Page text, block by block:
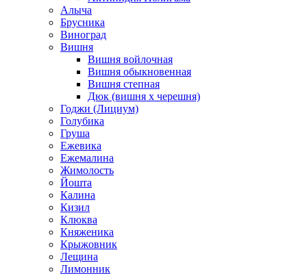
Алыча
Брусника
Виноград
Вишня
Вишня войлочная
Вишня обыкновенная
Вишня степная
Дюк (вишня х черешня)
Годжи (Лициум)
Голубика
Груша
Ежевика
Ежемалина
Жимолость
Йошта
Калина
Кизил
Клюква
Княженика
Крыжовник
Лещина
Лимонник